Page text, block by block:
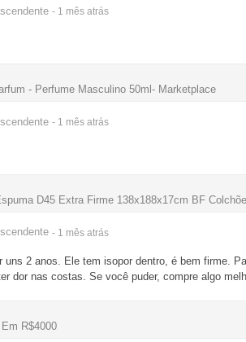
- 1 mês atrás
- Perfume Masculino 50ml- Marketplace
- 1 mês atrás
D45 Extra Firme 138x188x17cm BF
- 1 mês atrás
uns 2 anos. Ele tem isopor dentro, é bem firme.
dor nas costas. Se você puder, compre algo
R$4000